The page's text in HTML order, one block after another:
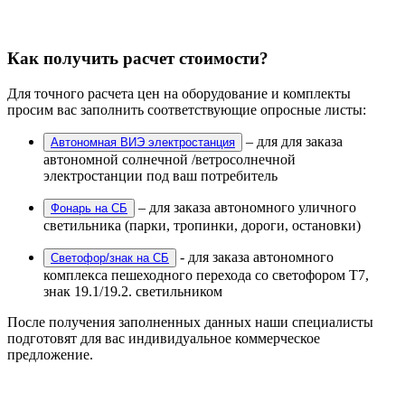
Как получить расчет стоимости?
Для точного расчета цен на оборудование и комплекты
просим вас заполнить соответствующие опросные листы:
Автономная ВИЭ электростанция
– для для заказа
автономной солнечной /ветросолнечной
электростанции под ваш потребитель
Фонарь на СБ
– для заказа автономного уличного
светильника (парки, тропинки, дороги, остановки)
Светофор/знак на СБ
- для заказа автономного
комплекса пешеходного перехода со светофором Т7,
знак 19.1/19.2. светильником
После получения заполненных данных наши специалисты
подготовят для вас индивидуальное коммерческое
предложение.